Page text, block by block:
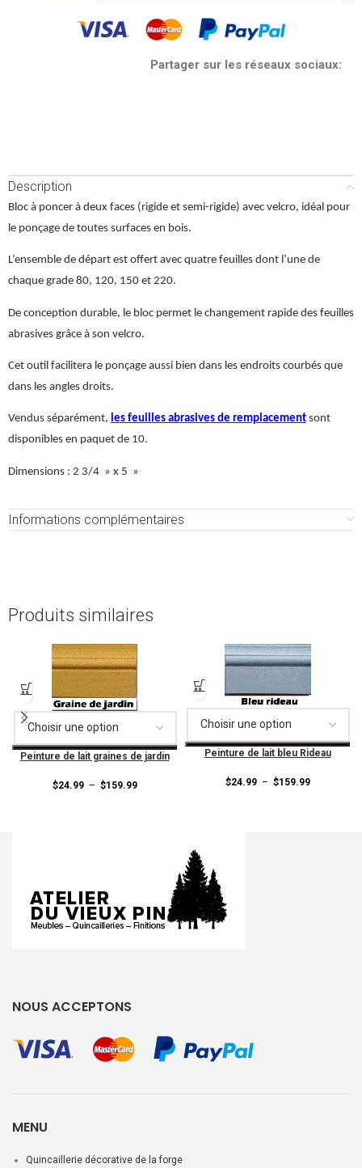
Partager sur les réseaux sociaux:
Description
Bloc à poncer à deux faces (rigide et semi-rigide) avec velcro, idéal pour
le ponçage de toutes surfaces en bois.
L’ensemble de départ est offert avec quatre feuilles dont l’une de
chaque grade 80, 120, 150 et 220.
De conception durable, le bloc permet le changement rapide des feuilles
abrasives grâce à son velcro.
Cet outil facilitera le ponçage aussi bien dans les endroits courbés que
dans les angles droits.
Vendus séparément, les feuilles abrasives de remplacement sont
disponibles en paquet de 10.
Dimensions : 2 3/4 » x 5 »
Informations complémentaires
Produits similaires
Peinture de lait graines de jardin
$24.99 – $159.99
Peinture de lait bleu Rideau
$24.99 – $159.99
NOUS ACCEPTONS
MENU
Quincaillerie décorative de la forge